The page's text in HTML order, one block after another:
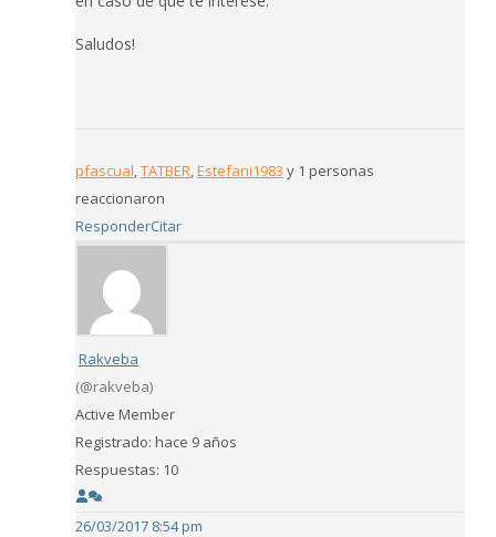
Saludos!
pfascual,TATBER,Estefani1983 y 1 personas
reaccionaron
ResponderCitar
Rakveba
(@rakveba)
Active Member
Registrado: hace 9 años
Respuestas: 10
26/03/2017 8:54 pm